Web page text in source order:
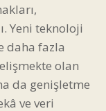
Yeni teknoloji
daha fazla
olan
da genişletme
ve veri